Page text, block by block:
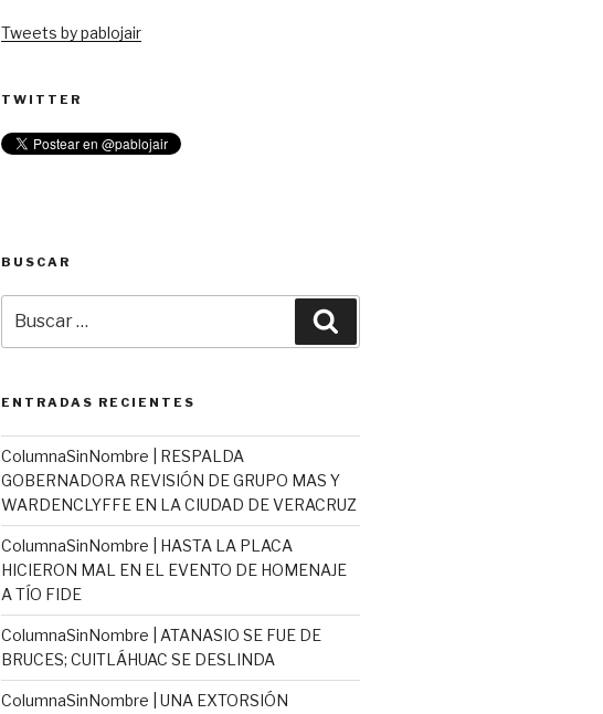
Tweets by pablojair
TWITTER
BUSCAR
por:
ENTRADAS RECIENTES
ColumnaSinNombre | RESPALDA
GOBERNADORA REVISIÓN DE GRUPO MAS Y
WARDENCLYFFE EN LA CIUDAD DE VERACRUZ
ColumnaSinNombre | HASTA LA PLACA
HICIERON MAL EN EL EVENTO DE HOMENAJE
A TÍO FIDE
ColumnaSinNombre | ATANASIO SE FUE DE
BRUCES; CUITLÁHUAC SE DESLINDA
ColumnaSinNombre | UNA EXTORSIÓN